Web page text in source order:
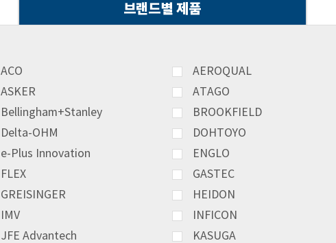
브랜드별 제품
ACO AEROQUAL
ASKER ATAGO
Bellingham+Stanley BROOKFIELD
Delta-OHM DOHTOYO
e-Plus Innovation ENGLO
FLEX GASTEC
GREISINGER HEIDON
IMV INFICON
JFE Advantech KASUGA